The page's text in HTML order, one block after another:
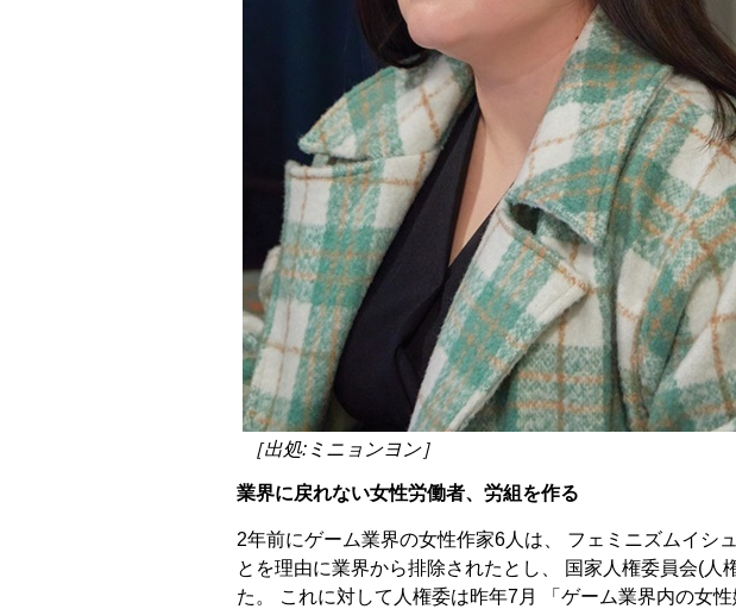
［出処:ミニョンヨン］
業界に戻れない女性労働者、労組を作る
2年前にゲーム業界の女性作家6人は、 フェミニズムイシ
とを理由に業界から排除されたとし、 国家人権委員会(人
た。 これに対して人権委は昨年7月 「ゲーム業界内の女